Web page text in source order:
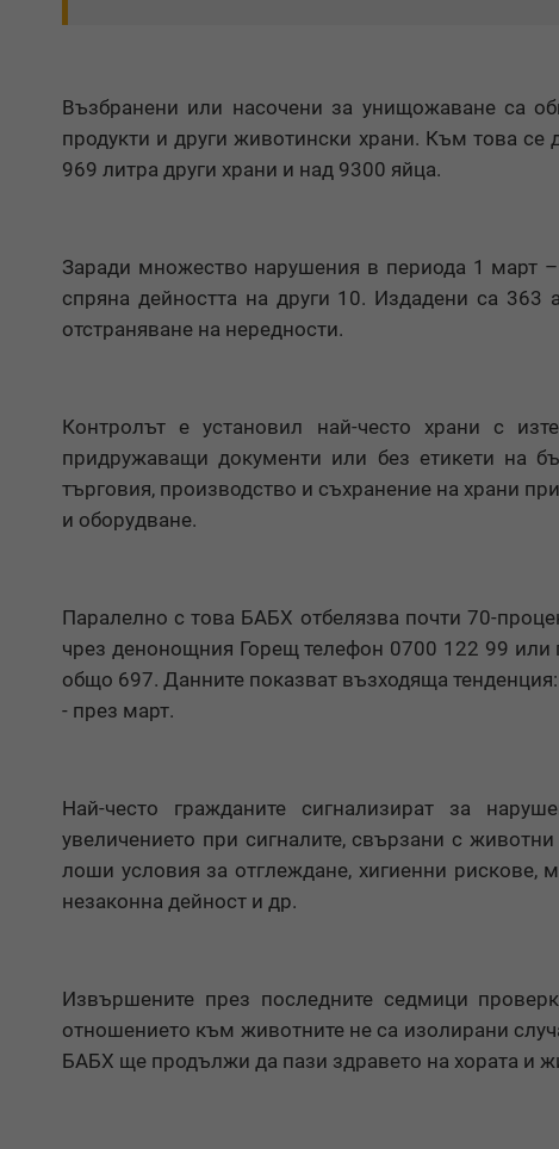
Възбранени или насочени за унищожаване са
продукти и други животински храни. Към това се
969 литра други храни и над 9300 яйца.
Заради множество нарушения в периода 1 март
спряна дейността на други 10. Издадени са
отстраняване на нередности.
Контролът е установил най-често храни с
придружаващи документи или без етикети на
търговия, производство и съхранение на храни
и оборудване.
Паралелно с това БАБХ отбелязва почти 70-
чрез денонощния Горещ телефон 0700 122 99 или
общо 697. Данните показват възходяща
- през март.
Най-често гражданите сигнализират за
увеличението при сигналите, свързани с
лоши условия за отглеждане, хигиенни
незаконна дейност и др.
Извършените през последните седмици
отношението към животните не са изолирани
БАБХ ще продължи да пази здравето на хората и